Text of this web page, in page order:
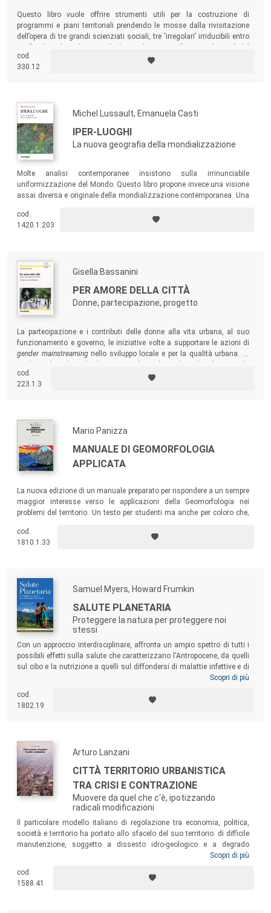
Questo libro vuole offrire strumenti utili per la costruzione di
programmi e piani territoriali prendendo le mosse dalla rivisitazione
dell’opera di tre grandi scienziati sociali, tre ‘irregolari’ irriducibili entro
Novecento a forme diverse di critica alla pianificazione razional-
comprensiva.
cod.
330.12
Michel Lussault, Emanuela Casti
IPER-LUOGHI
La nuova geografia della mondializzazione
Molte analisi contemporanee insistono sulla irrinunciabile
uniformizzazione del Mondo. Questo libro propone invece una visione
assai diversa e originale della mondializzazione contemporanea. Una
capire i nuovi scenari delle città e dei territori.
cod.
1420.1.203
Gisella Bassanini
PER AMORE DELLA CITTÀ
Donne, partecipazione, progetto
La partecipazione e i contributi delle donne alla vita urbana, al suo
funzionamento e governo, le iniziative volte a supportare le azioni di
gender mainstreaming nello sviluppo locale e per la qualità urbana. Di
esperienze e i progetti raccolti in questo libro rappresentano una prima
risposta a tale quesito.
cod.
223.1.3
Mario Panizza
MANUALE DI GEOMORFOLOGIA
APPLICATA
La nuova edizione di un manuale preparato per rispondere a un sempre
maggior interesse verso le applicazioni della Geomorfologia nei
problemi del territorio. Un testo per studenti ma anche per coloro che,
ecc.), affrontano i problemi dell’analisi, della salvaguardia e della
gestione del territorio.
cod.
1810.1.33
Samuel Myers, Howard Frumkin
SALUTE PLANETARIA
Proteggere la natura per proteggere noi
stessi
Con un approccio interdisciplinare, affronta un ampio spettro di tutti i
possibili effetti sulla salute che caratterizzano l'Antropocene, da quelli
sul cibo e la nutrizione a quelli sul diffondersi di malattie infettive e di
malattie non trasmissibili, dagli effetti in termini di migrazioni e
massimi esperti mondiali, libro presenta le strategie per combattere i
cambiamenti ambientali e i suoi effetti negativi: come il controllo delle
Scopri di più
cod.
1802.19
Arturo Lanzani
CITTÀ TERRITORIO URBANISTICA
TRA CRISI E CONTRAZIONE
Muovere da quel che c'è, ipotizzando
radicali modificazioni
Il particolare modello italiano di regolazione tra economia, politica,
società e territorio ha portato allo sfacelo del suo territorio: di difficile
manutenzione, soggetto a dissesto idro-geologico e a degrado
ecologico, incapace di farsi paesaggio e incapace di dare benessere ai
Questo libro propone degli spunti per perseguire una strada diversa, al
fine di pensare un differente futuro o perlomeno criticare un presente
Scopri di più
cod.
1588.41